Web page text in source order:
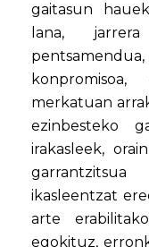
gaitasun
lana,
merkatuan
ezinbesteko
irakasleek,
ikasleentzat
arte
egokituz,